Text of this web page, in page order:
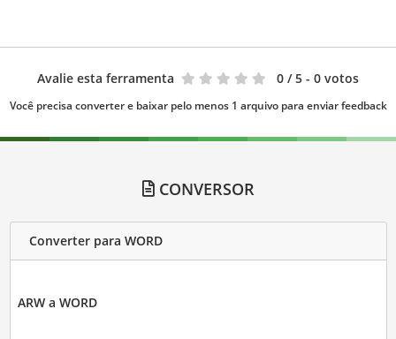
Avalie esta ferramenta 0 / 5 - 0 votos
Você precisa converter e baixar pelo menos 1 arquivo para enviar feedback
CONVERSOR
Converter para WORD
ARW a WORD